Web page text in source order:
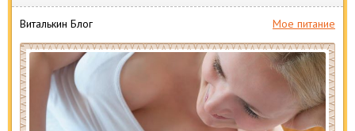
Виталькин Блог Мое питание